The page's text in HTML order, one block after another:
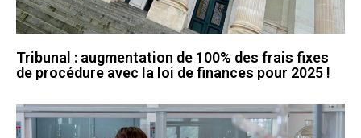
Tribunal : augmentation de 100% des frais fixes
de procédure avec la loi de finances pour 2025 !